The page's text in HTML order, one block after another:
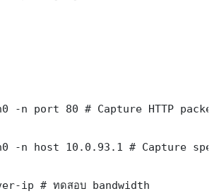
-n port 80 # Capture HTTP
-n host 10.0.93.1 # Capture
ip # ทดสอบ bandwidth